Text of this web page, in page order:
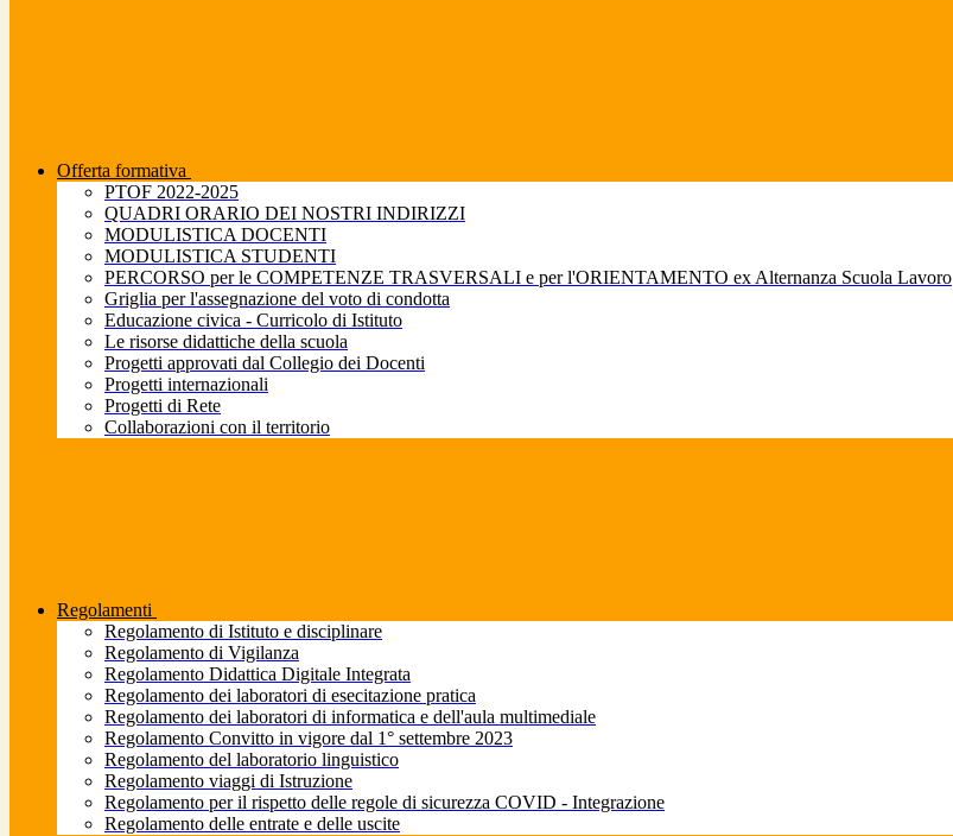
Offerta formativa
PTOF 2022-2025
QUADRI ORARIO DEI NOSTRI INDIRIZZI
MODULISTICA DOCENTI
MODULISTICA STUDENTI
PERCORSO per le COMPETENZE TRASVERSALI e per l'ORIENTAMENTO ex Alternanza Scuola Lavoro
Griglia per l'assegnazione del voto di condotta
Educazione civica - Curricolo di Istituto
Le risorse didattiche della scuola
Progetti approvati dal Collegio dei Docenti
Progetti internazionali
Progetti di Rete
Collaborazioni con il territorio
Regolamenti
Regolamento di Istituto e disciplinare
Regolamento di Vigilanza
Regolamento Didattica Digitale Integrata
Regolamento dei laboratori di esecitazione pratica
Regolamento dei laboratori di informatica e dell'aula multimediale
Regolamento Convitto in vigore dal 1° settembre 2023
Regolamento del laboratorio linguistico
Regolamento viaggi di Istruzione
Regolamento per il rispetto delle regole di sicurezza COVID - Integrazione
Regolamento delle entrate e delle uscite